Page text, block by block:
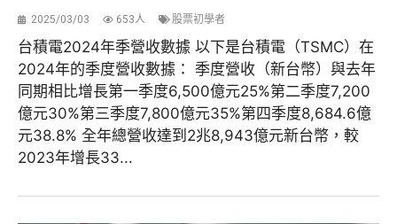
2025/03/03 653人 股票初學者
台積電2024年季營收數據 以下是台積電（TSMC）在
2024年的季度營收數據： 季度營收（新台幣）與去年
同期相比增長第一季度6,500億元25%第二季度7,200
億元30%第三季度7,800億元35%第四季度8,684.6億
元38.8% 全年總營收達到2兆8,943億元新台幣，較
2023年增長33...